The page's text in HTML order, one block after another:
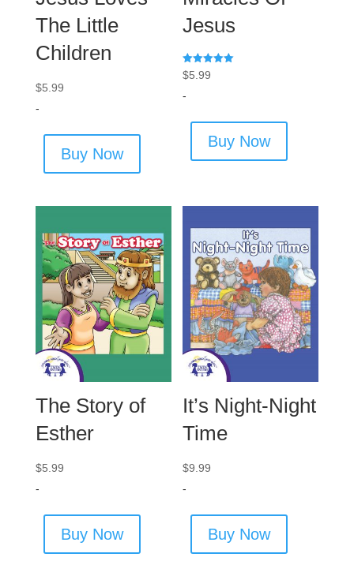
The Little
Children
$5.99
-
Buy Now
Jesus
Rated
5.00
$5.99
-
Buy Now
The Story of
Esther
$5.99
-
Buy Now
It’s Night-Night
Time
$9.99
-
Buy Now